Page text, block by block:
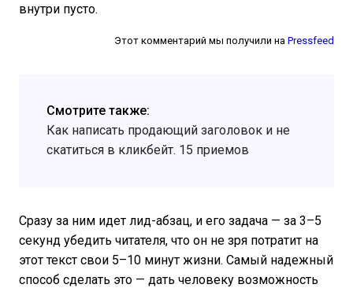
внутри пусто.
Этот комментарий мы получили на Pressfeed
Смотрите также:
Как написать продающий заголовок и не
скатиться в кликбейт. 15 приемов
Сразу за ним идет лид-абзац, и его задача — за 3–5
секунд убедить читателя, что он не зря потратит на
этот текст свои 5–10 минут жизни. Самый надежный
способ сделать это — дать человеку возможность